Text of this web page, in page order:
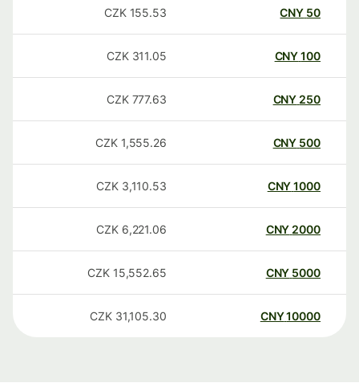
50
CNY
155.53
CZK
100
CNY
311.05
CZK
250
CNY
777.63
CZK
500
CNY
1,555.26
CZK
1000
CNY
3,110.53
CZK
2000
CNY
6,221.06
CZK
5000
CNY
15,552.65
CZK
10000
CNY
31,105.30
CZK